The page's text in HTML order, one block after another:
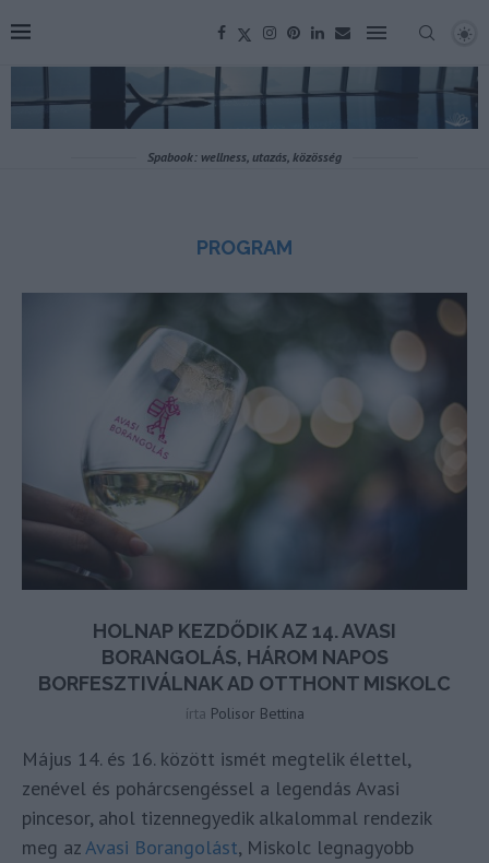
Spabook: wellness, utazás, közösség
PROGRAM
HOLNAP KEZDŐDIK AZ 14. AVASI
BORANGOLÁS, HÁROM NAPOS
BORFESZTIVÁLNAK AD OTTHONT MISKOLC
írta Polisor Bettina
Május 14. és 16. között ismét megtelik élettel,
zenével és pohárcsengéssel a legendás Avasi
pincesor, ahol tizennegyedik alkalommal rendezik
meg azAvasi Borangolást, Miskolc legnagyobb